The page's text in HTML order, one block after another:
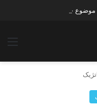
چهار انتخاب ۱۴۰۰